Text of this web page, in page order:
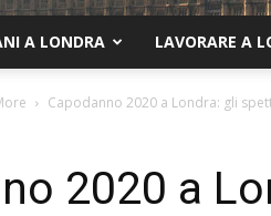
A LONDRA LAVORARE A
Capodanno 2020 a Londra: gli
2020 a